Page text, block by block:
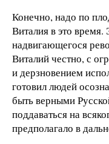
Конечно, надо по
Виталия в это
надвигающегося
Виталий честно, с
и дерзновением
готовил людей
быть верными
поддаваться на
предполагало в